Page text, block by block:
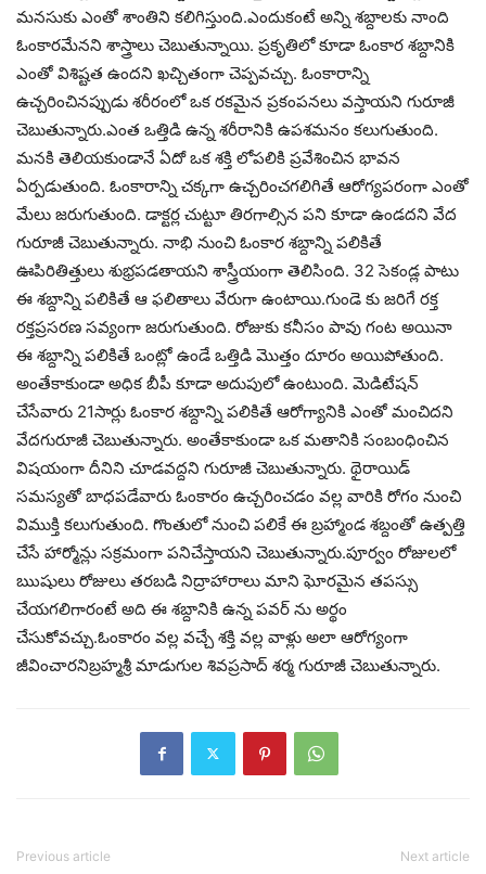
మనసుకు ఎంతో శాంతిని కలిగిస్తుంది.ఎందుకంటే అన్ని శబ్దాలకు నాంది
ఓంకారమేనని శాస్త్రాలు చెబుతున్నాయి. ప్రకృతిలో కూడా ఓంకార శబ్దానికి
ఎంతో విశిష్టత ఉందని ఖచ్చితంగా చెప్పవచ్చు. ఓంకారాన్ని
ఉచ్చరించినప్పుడు శరీరంలో ఒక రకమైన ప్రకంపనలు వస్తాయని గురూజీ
చెబుతున్నారు.ఎంత ఒత్తిడి ఉన్న శరీరానికి ఉపశమనం కలుగుతుంది.
మనకి తెలియకుండానే ఏదో ఒక శక్తి లోపలికి ప్రవేశించిన భావన
ఏర్పడుతుంది. ఓంకారాన్ని చక్కగా ఉచ్చరించగలిగితే ఆరోగ్యపరంగా ఎంతో
మేలు జరుగుతుంది. డాక్టర్ల చుట్టూ తిరగాల్సిన పని కూడా ఉండదని వేద
గురూజీ చెబుతున్నారు. నాభి నుంచి ఓంకార శబ్దాన్ని పలికితే
ఊపిరితిత్తులు శుభ్రపడతాయని శాస్త్రీయంగా తెలిసింది. 32 సెకండ్ల పాటు
ఈ శబ్దాన్ని పలికితే ఆ ఫలితాలు వేరుగా ఉంటాయి.గుండె కు జరిగే రక్త
రక్తప్రసరణ సవ్యంగా జరుగుతుంది. రోజుకు కనీసం పావు గంట అయినా
ఈ శబ్దాన్ని పలికితే ఒంట్లో ఉండే ఒత్తిడి మొత్తం దూరం అయిపోతుంది.
అంతేకాకుండా అధిక బీపీ కూడా అదుపులో ఉంటుంది. మెడిటేషన్
చేసేవారు 21సార్లు ఓంకార శబ్దాన్ని పలికితే ఆరోగ్యానికి ఎంతో మంచిదని
వేదగురూజీ చెబుతున్నారు. అంతేకాకుండా ఒక మతానికి సంబంధించిన
విషయంగా దీనిని చూడవద్దని గురూజీ చెబుతున్నారు. థైరాయిడ్
సమస్యతో బాధపడేవారు ఓంకారం ఉచ్చరించడం వల్ల వారికి రోగం నుంచి
విముక్తి కలుగుతుంది. గొంతులో నుంచి పలికే ఈ బ్రహ్మాండ శబ్దంతో ఉత్పత్తి
చేసే హార్మోన్లు సక్రమంగా పనిచేస్తాయని చెబుతున్నారు.పూర్వం రోజులలో
ఋషులు రోజులు తరబడి నిద్రాహారాలు మాని ఘోరమైన తపస్సు
చేయగలిగారంటే అది ఈ శబ్దానికి ఉన్న పవర్ ను అర్థం
చేసుకోవచ్చు.ఓంకారం వల్ల వచ్చే శక్తి వల్ల వాళ్లు అలా ఆరోగ్యంగా
జీవించారనిబ్రహ్మశ్రీ మాడుగుల శివప్రసాద్ శర్మ గురూజీ చెబుతున్నారు.
Previous article Next article